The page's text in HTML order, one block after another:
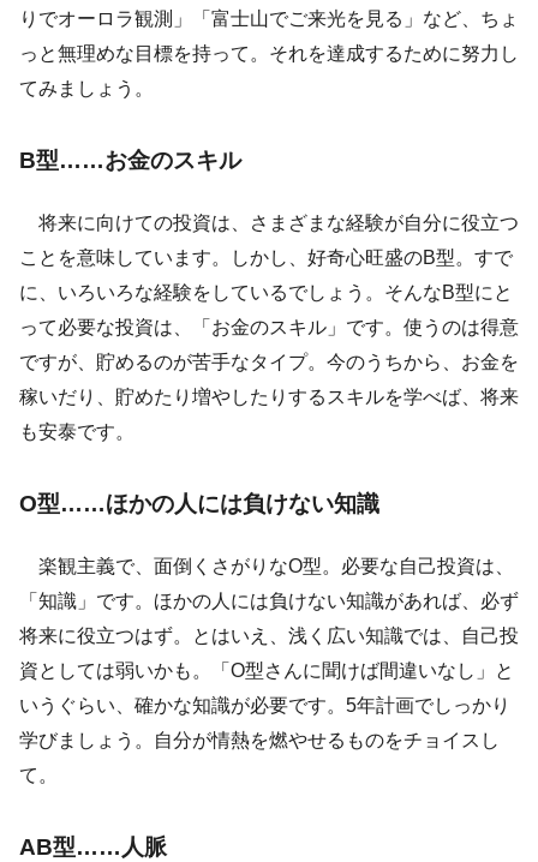
りでオーロラ観測」「富士山でご来光を見る」など、ちょ
っと無理めな目標を持って。それを達成するために努力し
てみましょう。
B型……お金のスキル
将来に向けての投資は、さまざまな経験が自分に役立つ
ことを意味しています。しかし、好奇心旺盛のB型。すで
に、いろいろな経験をしているでしょう。そんなB型にと
って必要な投資は、「お金のスキル」です。使うのは得意
ですが、貯めるのが苦手なタイプ。今のうちから、お金を
稼いだり、貯めたり増やしたりするスキルを学べば、将来
も安泰です。
O型……ほかの人には負けない知識
楽観主義で、面倒くさがりなO型。必要な自己投資は、
「知識」です。ほかの人には負けない知識があれば、必ず
将来に役立つはず。とはいえ、浅く広い知識では、自己投
資としては弱いかも。「O型さんに聞けば間違いなし」と
いうぐらい、確かな知識が必要です。5年計画でしっかり
学びましょう。自分が情熱を燃やせるものをチョイスし
て。
AB型……人脈